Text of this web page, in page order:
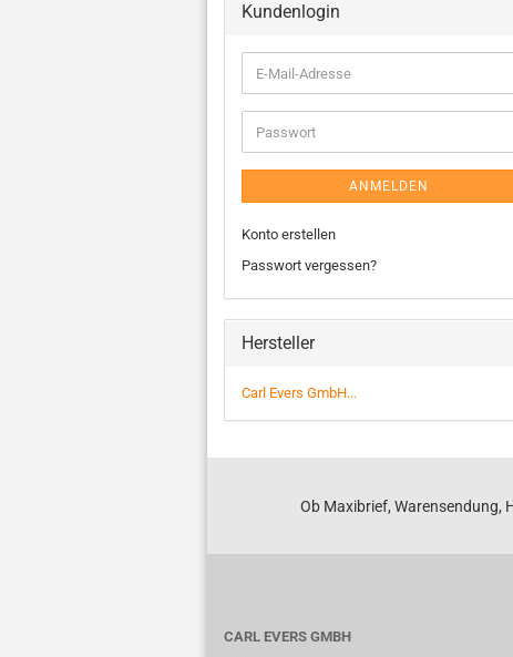
Kundenlogin
ANMELDEN
Konto erstellen
Passwort vergessen?
Hersteller
Carl Evers GmbH...
Ob Maxibrief, Warensendung,
CARL EVERS GMBH